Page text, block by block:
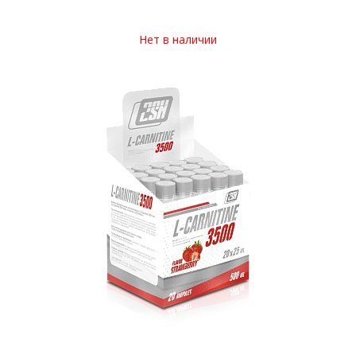
Нет в наличии